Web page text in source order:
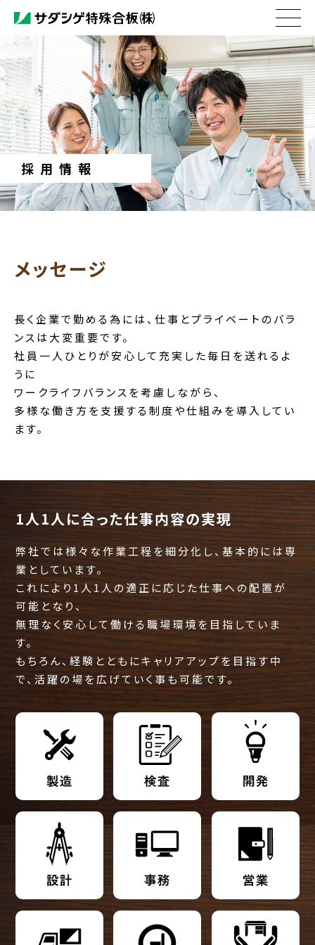
sadashige.co.jp
採用情報
メッセージ
長く企業で勤める為には、仕事とプライベートのバラ
ンスは大変重要です。
社員一人ひとりが安心して充実した毎日を送れるよ
うに
ワークライフバランスを考慮しながら、
多様な働き方を支援する制度や仕組みを導入してい
ます。
1人1人に合った仕事内容の実現
弊社では様々な作業工程を細分化し、基本的には専
業としています。
これにより1人1人の適正に応じた仕事への配置が
可能となり、
無理なく安心して働ける職場環境を目指していま
す。
もちろん、経験とともにキャリアアップを目指す中
で、活躍の場を広げていく事も可能です。